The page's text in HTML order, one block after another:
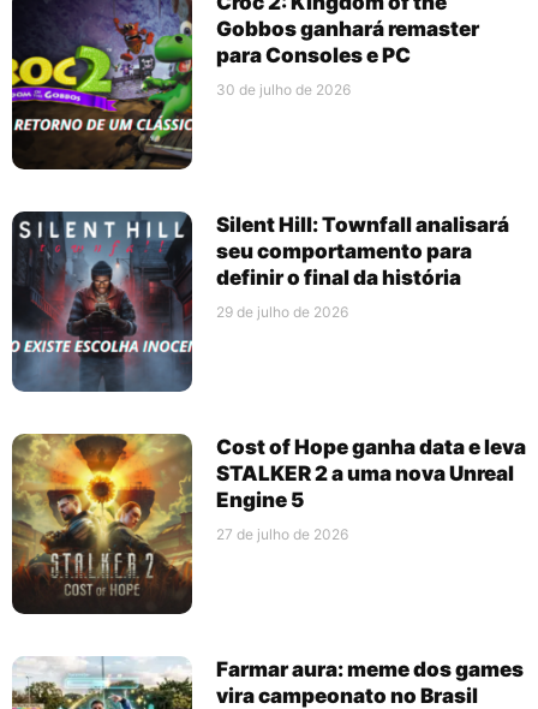
Gobbos ganhará remaster
para Consoles e PC
30 de julho de 2026
Silent Hill: Townfall analisará
seu comportamento para
definir o final da história
29 de julho de 2026
Cost of Hope ganha data e leva
STALKER 2 a uma nova Unreal
Engine 5
27 de julho de 2026
Farmar aura: meme dos games
vira campeonato no Brasil